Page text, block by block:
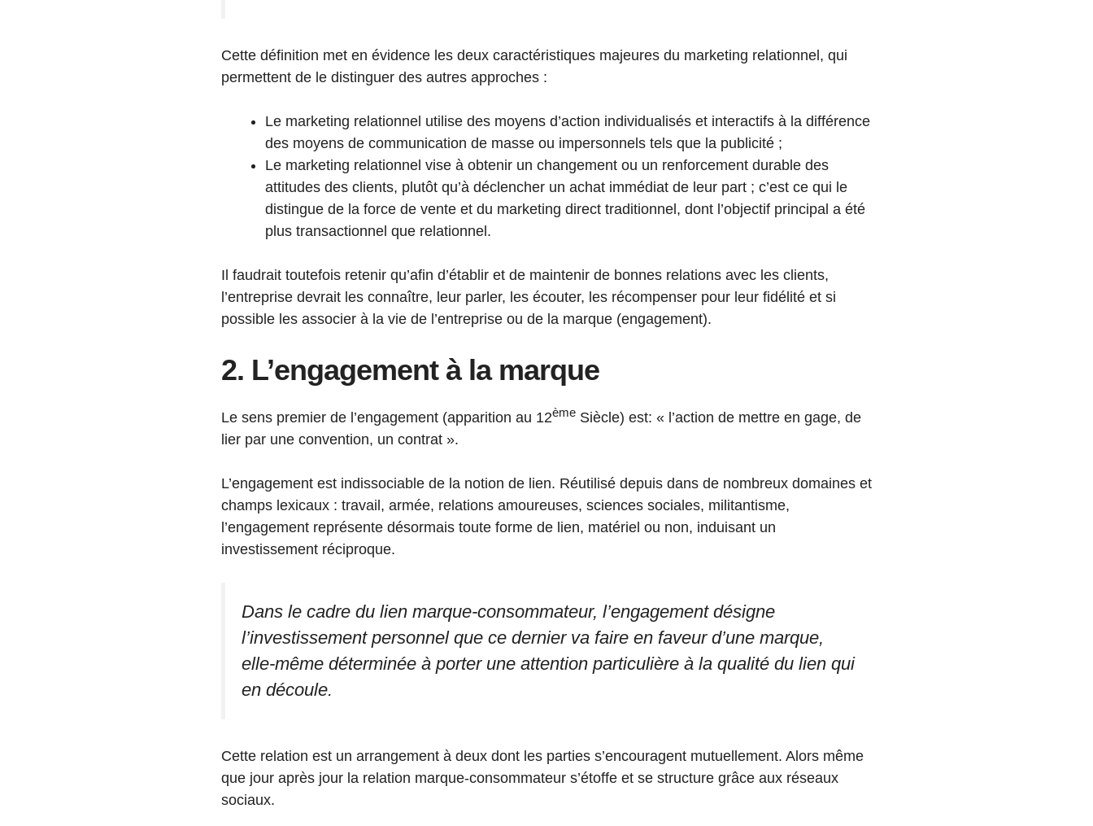
Cette définition met en évidence les deux caractéristiques majeures du marketing relationnel, qui
permettent de le distinguer des autres approches :
Le marketing relationnel utilise des moyens d’action individualisés et interactifs à la différence
des moyens de communication de masse ou impersonnels tels que la publicité ;
Le marketing relationnel vise à obtenir un changement ou un renforcement durable des
attitudes des clients, plutôt qu’à déclencher un achat immédiat de leur part ; c’est ce qui le
distingue de la force de vente et du marketing direct traditionnel, dont l’objectif principal a été
plus transactionnel que relationnel.
Il faudrait toutefois retenir qu’afin d’établir et de maintenir de bonnes relations avec les clients,
l’entreprise devrait les connaître, leur parler, les écouter, les récompenser pour leur fidélité et si
possible les associer à la vie de l’entreprise ou de la marque (engagement).
2. L’engagement à la marque
Le sens premier de l’engagement (apparition au 12ème Siècle) est: « l’action de mettre en gage, de
lier par une convention, un contrat ».
L’engagement est indissociable de la notion de lien. Réutilisé depuis dans de nombreux domaines et
champs lexicaux : travail, armée, relations amoureuses, sciences sociales, militantisme,
l’engagement représente désormais toute forme de lien, matériel ou non, induisant un
investissement réciproque.
Dans le cadre du lien marque-consommateur, l’engagement désigne
l’investissement personnel que ce dernier va faire en faveur d’une marque,
elle-même déterminée à porter une attention particulière à la qualité du lien qui
en découle.
Cette relation est un arrangement à deux dont les parties s’encouragent mutuellement. Alors même
que jour après jour la relation marque-consommateur s’étoffe et se structure grâce aux réseaux
sociaux.